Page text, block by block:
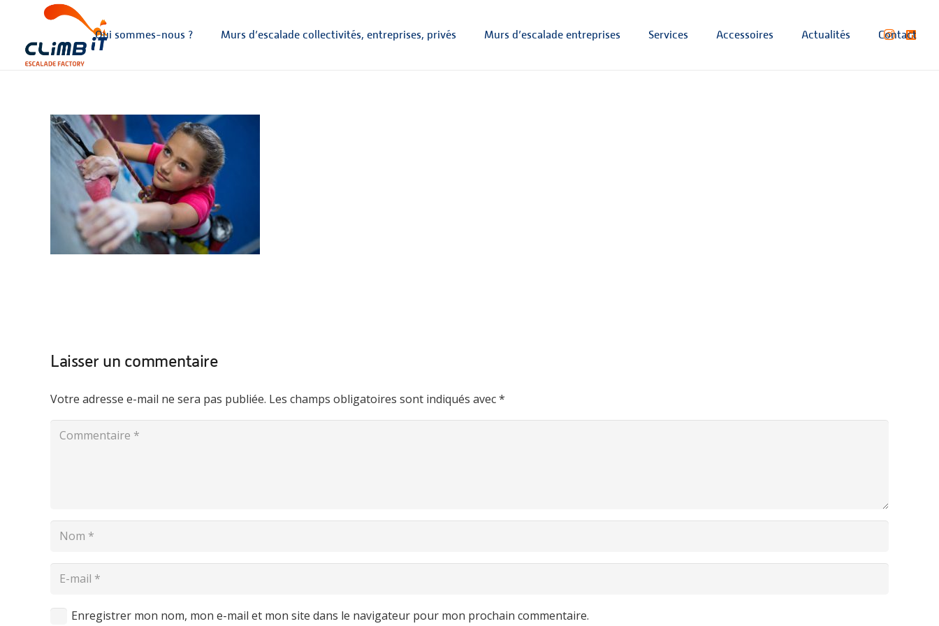
Qui sommes-nous ? Murs d’escalade collectivités, entreprises, privés Murs d’escalade entreprises Services Accessoires Actualités Contact
Laisser un commentaire
Votre adresse e-mail ne sera pas publiée. Les champs obligatoires sont indiqués avec*
Enregistrer mon nom, mon e-mail et mon site dans le navigateur pour mon prochain commentaire.